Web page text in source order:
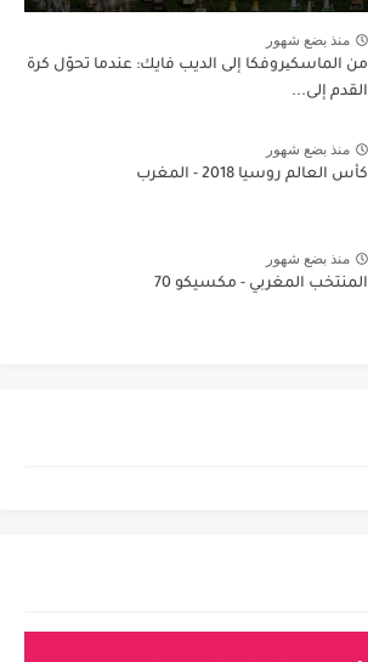
منذ بضع شهور
من الماسكیروفكا إلى الديب فايك: عندما تحوّل كرة
القدم إلى...
منذ بضع شهور
كأس العالم روسيا 2018 - المغرب
منذ بضع شهور
المنتخب المغربي - مكسيكو 70